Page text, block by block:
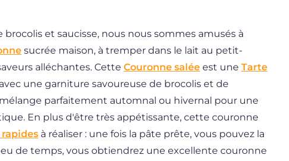
et saucisse, nous nous sommes amusés à
sucrée maison, à tremper dans le lait au petit-
alléchantes. Cette Couronne salée est une Tarte
une garniture savoureuse de brocolis et de
parfaitement automnal ou hivernal pour une
En plus d'être très appétissante, cette couronne
rapides à réaliser : une fois la pâte prête, vous pouvez la
de temps, vous obtiendrez une excellente couronne